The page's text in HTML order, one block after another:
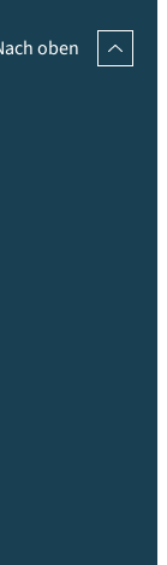
oben